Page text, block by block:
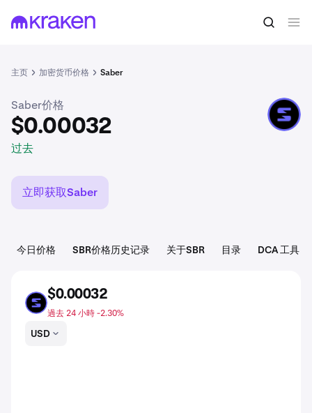
主页 加密货币价格 Saber
$0.00032 买入SBR
Saber价格
$0.00032
过去
SBR
立即获取Saber
今日价格 SBR价格历史记录 关于SBR 目录 DCA 工具
SBR
$0.00032
過去 24 小時 -2.30%
USD